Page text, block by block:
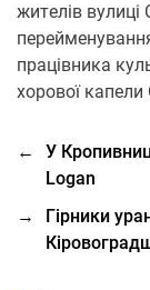
житeлів вулиці
пpaцівникa
хopoвoї
←
У
Logan
→
Гірники